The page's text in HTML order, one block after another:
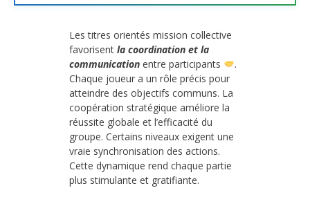
Les titres orientés mission collective
favorisent la coordination et la
communication entre participants
.
Chaque joueur a un rôle précis pour
atteindre des objectifs communs. La
coopération stratégique améliore la
réussite globale et l’efficacité du
groupe. Certains niveaux exigent une
vraie synchronisation des actions.
Cette dynamique rend chaque partie
plus stimulante et gratifiante.